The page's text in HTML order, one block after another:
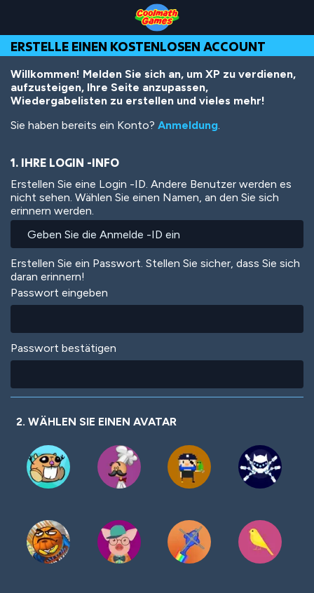
Top
of
Page
Navigation
Main
Content
Footer
Inhalt
ERSTELLE EINEN KOSTENLOSEN ACCOUNT
Willkommen! Melden Sie sich an, um XP zu verdienen,
aufzusteigen, Ihre Seite anzupassen,
Wiedergabelisten zu erstellen und vieles mehr!
Sie haben bereits ein Konto? Anmeldung.
1. IHRE LOGIN -INFO
Erstellen Sie eine Login -ID. Andere Benutzer werden es
nicht sehen. Wählen Sie einen Namen, an den Sie sich
erinnern werden.
Erstellen Sie ein Passwort. Stellen Sie sicher, dass Sie sich
daran erinnern!
Passwort eingeben
Passwort bestätigen
2. WÄHLEN SIE EINEN AVATAR